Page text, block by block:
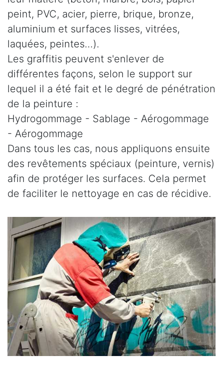
peint, PVC, acier, pierre, brique, bronze,
aluminium et surfaces lisses, vitrées,
laquées, peintes…).
Les graffitis peuvent s'enlever de
différentes façons, selon le support sur
lequel il a été fait et le degré de pénétration
de la peinture :
Hydrogommage - Sablage - Aérogommage
- Aérogommage
Dans tous les cas, nous appliquons ensuite
des revêtements spéciaux (peinture, vernis)
afin de protéger les surfaces. Cela permet
de faciliter le nettoyage en cas de récidive.